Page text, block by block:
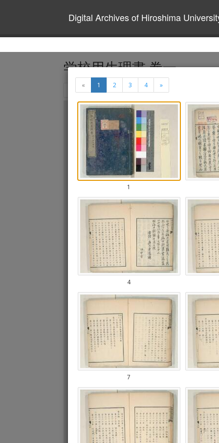
Digital Archives of Hiroshima